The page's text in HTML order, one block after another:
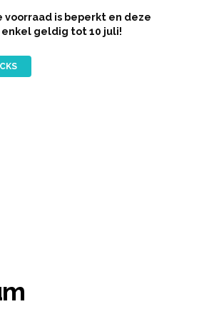
voorraad is beperkt en deze
enkel geldig tot 10 juli!